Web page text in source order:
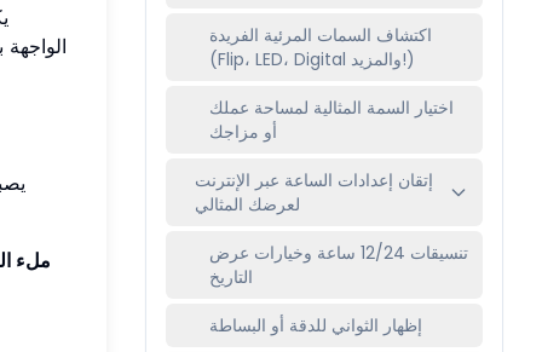
،
ملء
اكتشاف السمات المرئية الفريدة
(Flip، LED، Digital والمزيد!)
اختيار السمة المثالية لمساحة عملك
أو مزاجك
إتقان إعدادات الساعة عبر الإنترنت
لعرضك المثالي
تنسيقات 12/24 ساعة وخيارات عرض
التاريخ
إظهار الثواني للدقة أو البساطة